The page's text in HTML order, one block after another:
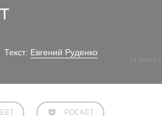
Текст: Евгений Руденко
POCKET